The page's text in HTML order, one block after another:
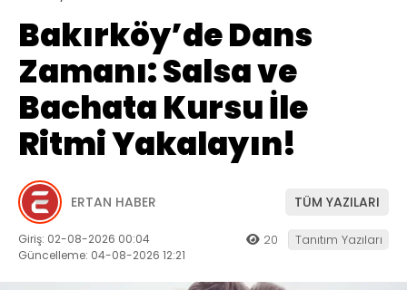
Bakırköy’de Dans
Zamanı: Salsa ve
Bachata Kursu İle
Ritmi Yakalayın!
ERTAN HABER TÜM YAZILARI
Giriş: 02-08-2026 00:04
Güncelleme: 04-08-2026 12:21
20 Tanıtım Yazıları